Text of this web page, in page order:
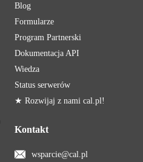
Blog
Formularze
Program Partnerski
Dokumentacja API
Wiedza
Status serwerów
★ Rozwijaj z nami cal.pl!
Kontakt
wsparcie@cal.pl